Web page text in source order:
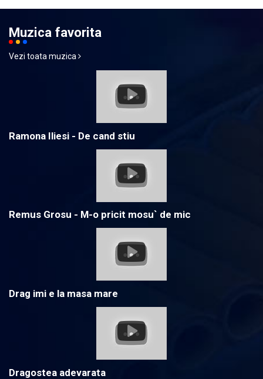
Muzica favorita
Vezi toata muzica
Ramona Iliesi - De cand stiu
Remus Grosu - M-o pricit mosu` de mic
Drag imi e la masa mare
Dragostea adevarata